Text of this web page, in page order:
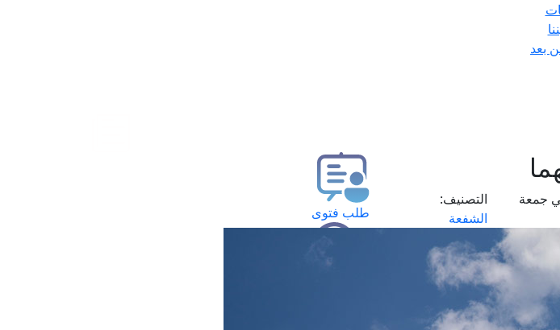
بعد
جمعة
التصنيف:
الشفعة
طلب فتوى